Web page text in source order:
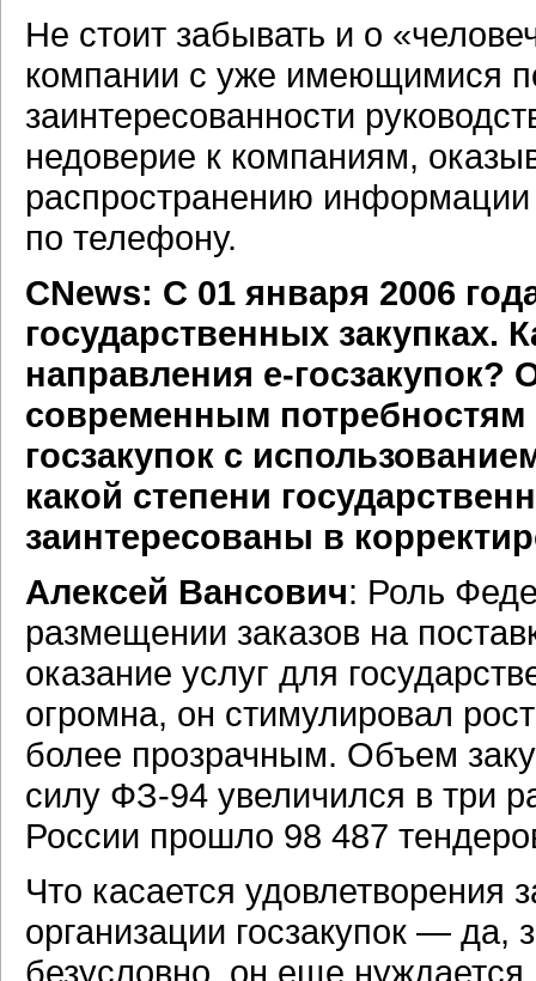
Не стоит забывать и о
компании с уже имеющимися
заинтересованности
недоверие к компаниям,
распространению информации
по телефону.
CNews: С 01 января 2006
государственных закупках.
направления е-госзакупок?
современным потребностям
госзакупок с
какой степени
заинтересованы в
Алексей Вансович: Роль
размещении заказов на
оказание услуг для
огромна, он стимулировал
более прозрачным. Объем
силу ФЗ-94 увеличился в три
России прошло 98 487
Что касается удовлетворения
организации госзакупок — да,
безусловно, он еще